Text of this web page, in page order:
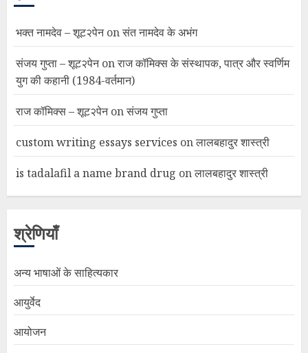
भक्त नामदेव – शूट२पेनonसंत नामदेव के अभंग
संजय गुप्ता – शूट२पेनonराज कॉमिक्स के संस्थापक, पात्र और स्वर्णिम
युग की कहानी (1984-वर्तमान)
राज कॉमिक्स – शूट२पेनonसंजय गुप्ता
custom writing essays services onलालबहादुर शास्त्री
is tadalafil a name brand drug onलालबहादुर शास्त्री
श्रेणियाँ
अन्य भाषाओं के साहित्यकार
आयुर्वेद
आयोजन